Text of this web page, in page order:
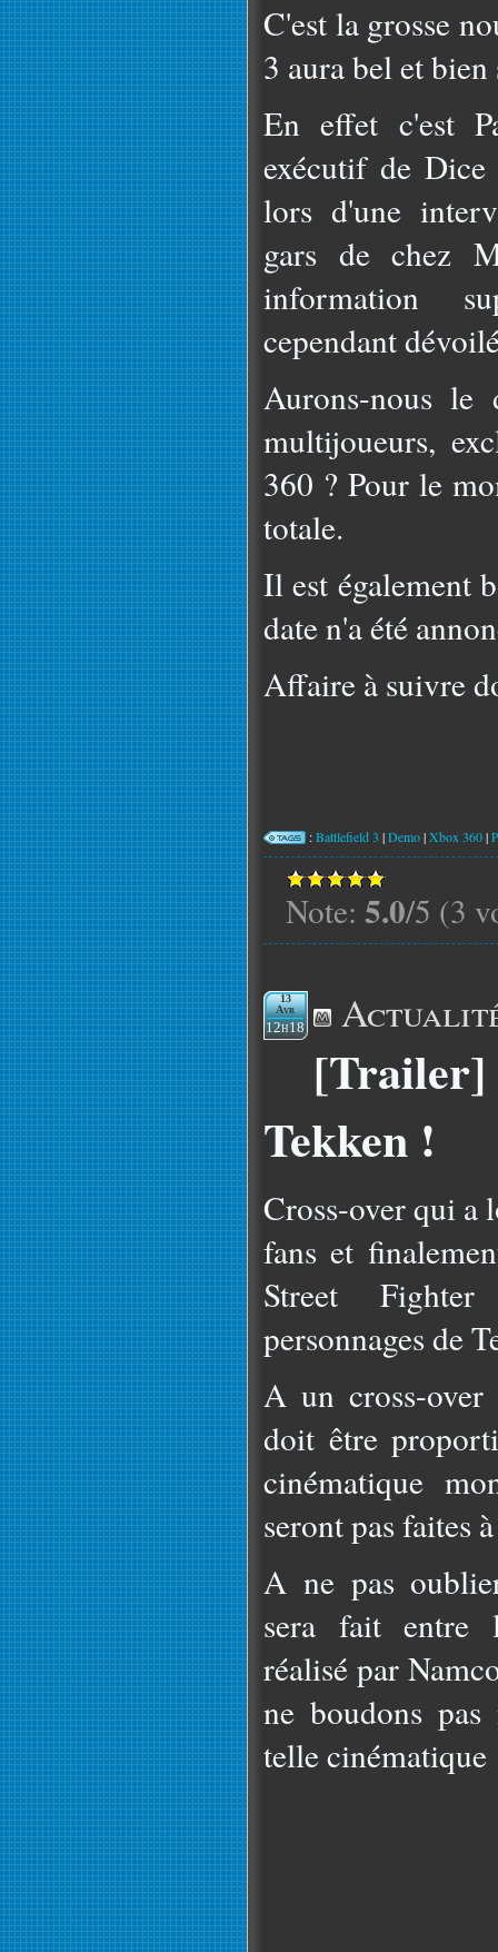
C'est la grosse
3 aura bel et bien
En effet c'est
exécutif de
lors d'une
gars de chez
information
cependant
Aurons-nous
multijoueurs,
360 ? Pour le
totale.
Il est également
date n'a été
Affaire à suivre
:Battlefield 3 |Demo|Xbox 360|
Note: 5.0/5 (3
13
Avr
12h18
[Trailer]
Tekken !
Cross-over qui a
fans et
Street
personnages de
A un cross-over
doit être
cinématique
seront pas faites
A ne pas
sera fait entre
réalisé par
ne boudons
telle cinématique